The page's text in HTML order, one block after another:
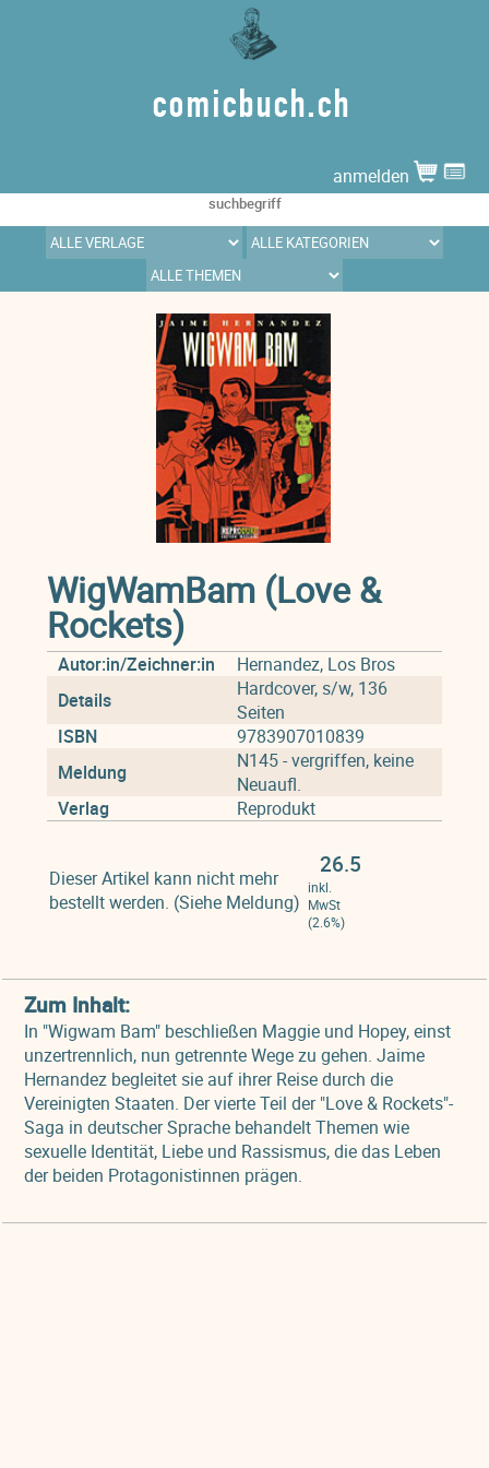
comicbuch.ch
anmelden
WigWamBam (Love &
Rockets)
Autor:in/Zeichner:in
Hernandez, Los Bros
Details
Hardcover, s/w, 136
Seiten
ISBN
9783907010839
Meldung
N145 - vergriffen, keine
Neuaufl.
Verlag
Reprodukt
Dieser Artikel kann nicht mehr
bestellt werden. (Siehe Meldung)
26.5
inkl.
MwSt
(2.6%)
Zum Inhalt:
In "Wigwam Bam" beschließen Maggie und Hopey, einst
unzertrennlich, nun getrennte Wege zu gehen. Jaime
Hernandez begleitet sie auf ihrer Reise durch die
Vereinigten Staaten. Der vierte Teil der "Love & Rockets"-
Saga in deutscher Sprache behandelt Themen wie
sexuelle Identität, Liebe und Rassismus, die das Leben
der beiden Protagonistinnen prägen.